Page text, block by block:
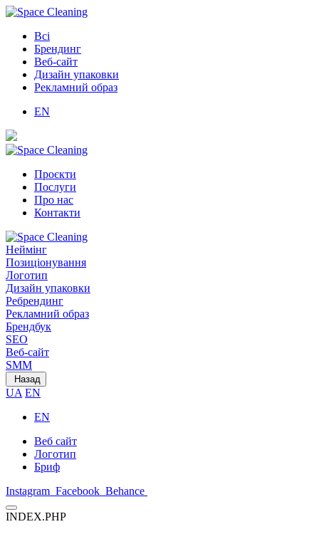
Всі
Брендинг
Веб-сайт
Дизайн упаковки
Рекламний образ
EN
Проєкти
Послуги
Про нас
Контакти
Неймінг
Позиціонування
Логотип
Дизайн упаковки
Ребрендинг
Рекламний образ
Брендбук
SEO
Веб-сайт
SMM
Назад
UA EN
EN
Веб сайт
Логотип
Бриф
Instagram Facebook Behance
INDEX.PHP